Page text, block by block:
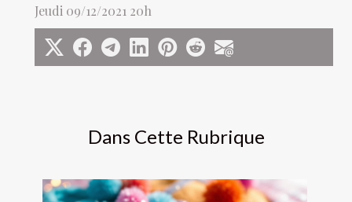
Dans Cette Rubrique
Jeudi 09/12/2021 20h